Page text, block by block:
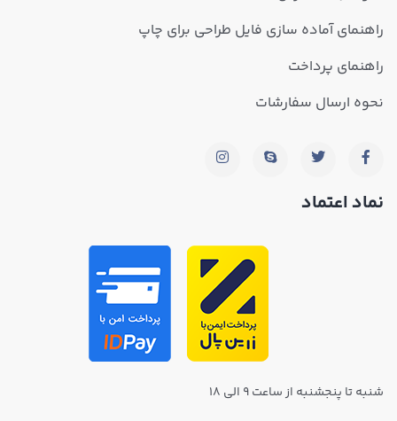
راهنمای آماده سازی فایل طراحی برای چاپ
راهنمای پرداخت
نحوه ارسال سفارشات
نماد اعتماد
شنبه تا پنجشنبه از ساعت ۹ الی ۱۸